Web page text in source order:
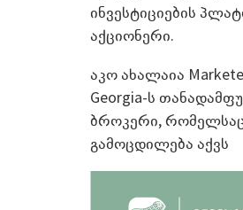
ინვესტიციების
აქციონერი.
აკო ახალაია
Georgia-ს
ბროკერი, რომელსაც
გამოცდილება აქვს